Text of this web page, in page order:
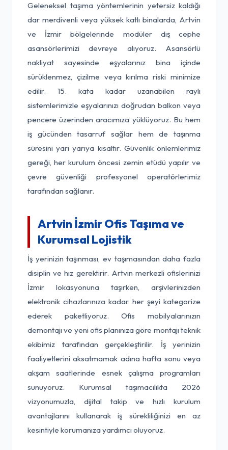
Geleneksel taşıma yöntemlerinin yetersiz kaldığı
dar merdivenli veya yüksek katlı binalarda, Artvin
ve İzmir bölgelerinde modüler dış cephe
asansörlerimizi devreye alıyoruz. Asansörlü
nakliyat sayesinde eşyalarınız bina içinde
sürüklenmez, çizilme veya kırılma riski minimize
edilir. 15. kata kadar uzanabilen raylı
sistemlerimizle eşyalarınızı doğrudan balkon veya
pencere üzerinden aracımıza yüklüyoruz. Bu hem
iş gücünden tasarruf sağlar hem de taşınma
süresini yarı yarıya kısaltır. Güvenlik önlemlerimiz
gereği, her kurulum öncesi zemin etüdü yapılır ve
çevre güvenliği profesyonel operatörlerimiz
tarafından sağlanır.
Artvin İzmir Ofis Taşıma ve
Kurumsal Lojistik
İş yerinizin taşınması, ev taşımasından daha fazla
disiplin ve hız gerektirir. Artvin merkezli ofislerinizi
İzmir lokasyonuna taşırken, arşivlerinizden
elektronik cihazlarınıza kadar her şeyi kategorize
ederek paketliyoruz. Ofis mobilyalarınızın
demontajı ve yeni ofis planınıza göre montajı teknik
ekibimiz tarafından gerçekleştirilir. İş yerinizin
faaliyetlerini aksatmamak adına hafta sonu veya
akşam saatlerinde esnek çalışma programları
sunuyoruz. Kurumsal taşımacılıkta 2026
vizyonumuzla, dijital takip ve hızlı kurulum
avantajlarını kullanarak iş sürekliliğinizi en az
kesintiyle korumanıza yardımcı oluyoruz.